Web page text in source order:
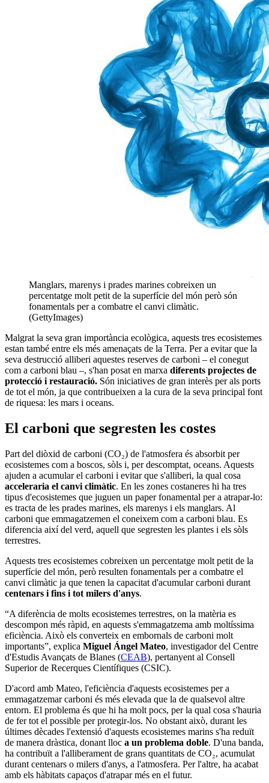
Manglars, marenys i prades marines cobreixen un
percentatge molt petit de la superfície del món però són
fonamentals per a combatre el canvi climàtic.
(GettyImages)
Malgrat la seva gran importància ecològica, aquests tres ecosistemes
estan també entre els més amenaçats de la Terra. Per a evitar que la
seva destrucció alliberi aquestes reserves de carboni – el conegut
com a carboni blau –, s'han posat en marxa diferents projectes de
protecció i restauració. Són iniciatives de gran interès per als ports
de tot el món, ja que contribueixen a la cura de la seva principal font
de riquesa: les mars i oceans.
El carboni que segresten les costes
Part del diòxid de carboni (CO₂) de l'atmosfera és absorbit per
ecosistemes com a boscos, sòls i, per descomptat, oceans. Aquests
ajuden a acumular el carboni i evitar que s'alliberi, la qual cosa
acceleraria el canvi climàtic. En les zones costaneres hi ha tres
tipus d'ecosistemes que juguen un paper fonamental per a atrapar-lo:
es tracta de les prades marines, els marenys i els manglars. Al
carboni que emmagatzemen el coneixem com a carboni blau. Es
diferencia així del verd, aquell que segresten les plantes i els sòls
terrestres.
Aquests tres ecosistemes cobreixen un percentatge molt petit de la
superfície del món, però resulten fonamentals per a combatre el
canvi climàtic ja que tenen la capacitat d'acumular carboni durant
centenars i fins i tot milers d'anys.
“A diferència de molts ecosistemes terrestres, on la matèria es
descompon més ràpid, en aquests s'emmagatzema amb moltíssima
eficiència. Això els converteix en embornals de carboni molt
importants”, explica Miguel Ángel Mateo, investigador del Centre
d'Estudis Avançats de Blanes (CEAB), pertanyent al Consell
Superior de Recerques Científiques (CSIC).
D'acord amb Mateo, l'eficiència d'aquests ecosistemes per a
emmagatzemar carboni és més elevada que la de qualsevol altre
entorn. El problema és que hi ha molt pocs, per la qual cosa s'hauria
de fer tot el possible per protegir-los. No obstant això, durant les
últimes dècades l'extensió d'aquests ecosistemes marins s'ha reduït
de manera dràstica, donant lloc a un problema doble. D'una banda,
ha contribuït a l'alliberament de grans quantitats de CO₂, acumulat
durant centenars o milers d'anys, a l'atmosfera. Per l'altre, ha acabat
amb els hàbitats capaços d'atrapar més en el futur.